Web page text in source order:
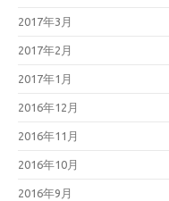
2017年3月
2017年2月
2017年1月
2016年12月
2016年11月
2016年10月
2016年9月